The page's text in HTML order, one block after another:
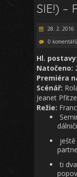
SIE!) –
28. 2. 2016
0 komentářů
Hl.
Natočeno:
Premiéra
Scénář:
Jeanet
Režie:
ti